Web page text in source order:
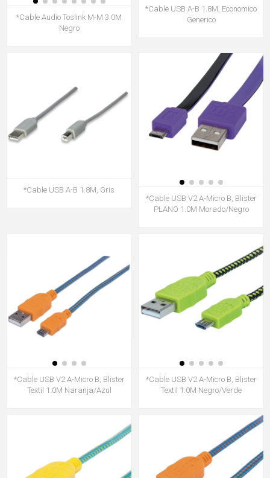
*Cable Audio Toslink M-M 3.0M
Negro
*Cable USB A-B 1.8M, Economico
Generico
*Cable USB A-B 1.8M, Gris
*Cable USB V2 A-Micro B, Blister
PLANO 1.0M Morado/Negro
*Cable USB V2 A-Micro B, Blister
Textil 1.0M Naranja/Azul
*Cable USB V2 A-Micro B, Blister
Textil 1.0M Negro/Verde